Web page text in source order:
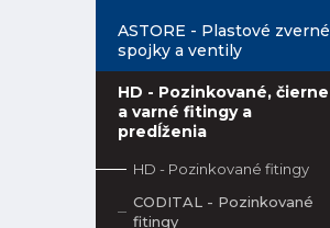
ASTORE - Plastové zverné
spojky a ventily
HD - Pozinkované, čierne
a varné fitingy a
predĺženia
HD - Pozinkované fitingy
CODITAL - Pozinkované
fitingy